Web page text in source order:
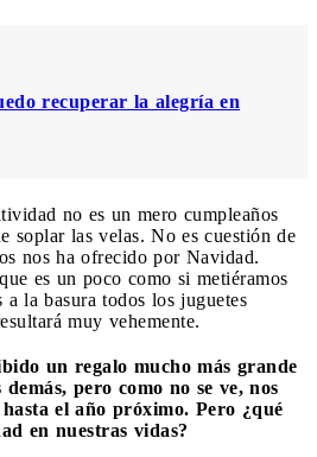
recuperar la alegría en
no es un mero cumpleaños
soplar las velas. No es cuestión de
nos ha ofrecido por Navidad.
es un poco como si metiéramos
la basura todos los juguetes
muy vehemente.
un regalo mucho más grande
pero como no se ve, nos
el año próximo. Pero ¿qué
en nuestras vidas?